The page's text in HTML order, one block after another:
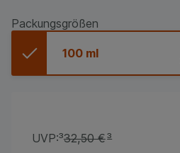
Packungsgrößen
100 ml
UVP:³32,50 €³